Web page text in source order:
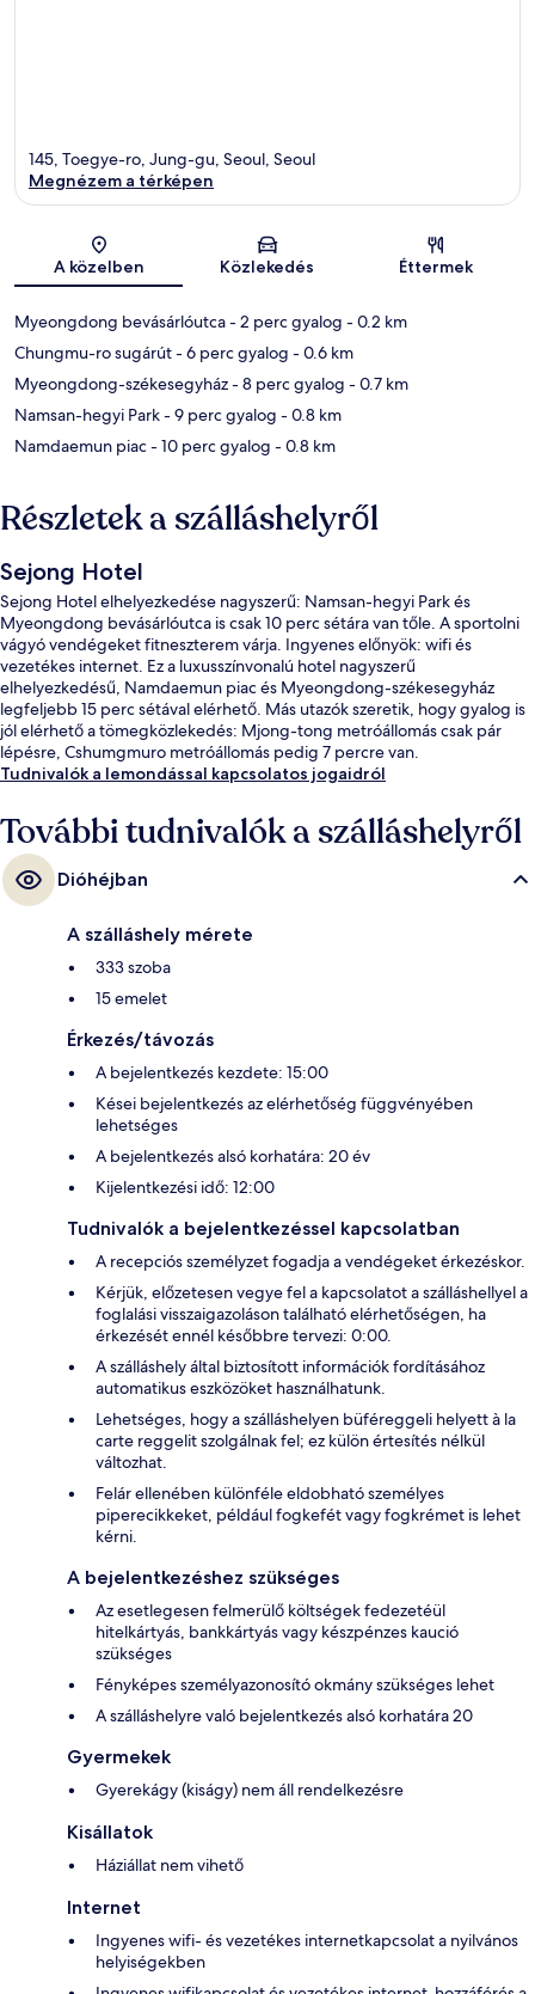
Térkép
145, Toegye-ro, Jung-gu, Seoul, Seoul
Megnézem a térképen
A közelben Közlekedés Éttermek
Myeongdong bevásárlóutca- 2 perc gyalog - 0.2 km
Chungmu-ro sugárút- 6 perc gyalog - 0.6 km
Myeongdong-székesegyház- 8 perc gyalog - 0.7 km
Namsan-hegyi Park- 9 perc gyalog - 0.8 km
Namdaemun piac- 10 perc gyalog - 0.8 km
Részletek a szálláshelyről
Sejong Hotel
Sejong Hotel elhelyezkedése nagyszerű: Namsan-hegyi Park és
Myeongdong bevásárlóutca is csak 10 perc sétára van tőle. A sportolni
vágyó vendégeket fitneszterem várja. Ingyenes előnyök: wifi és
vezetékes internet. Ez a luxusszínvonalú hotel nagyszerű
elhelyezkedésű, Namdaemun piac és Myeongdong-székesegyház
legfeljebb 15 perc sétával elérhető. Más utazók szeretik, hogy gyalog is
jól elérhető a tömegközlekedés: Mjong-tong metróállomás csak pár
lépésre, Cshumgmuro metróállomás pedig 7 percre van.
Tudnivalók a lemondással kapcsolatos jogaidról
További tudnivalók a szálláshelyről
Dióhéjban
A szálláshely mérete
333 szoba
15 emelet
Érkezés/távozás
A bejelentkezés kezdete: 15:00
Kései bejelentkezés az elérhetőség függvényében
lehetséges
A bejelentkezés alsó korhatára: 20 év
Kijelentkezési idő: 12:00
Tudnivalók a bejelentkezéssel kapcsolatban
A recepciós személyzet fogadja a vendégeket érkezéskor.
Kérjük, előzetesen vegye fel a kapcsolatot a szálláshellyel a
foglalási visszaigazoláson található elérhetőségen, ha
érkezését ennél későbbre tervezi: 0:00.
A szálláshely által biztosított információk fordításához
automatikus eszközöket használhatunk.
Lehetséges, hogy a szálláshelyen büféreggeli helyett à la
carte reggelit szolgálnak fel; ez külön értesítés nélkül
változhat.
Felár ellenében különféle eldobható személyes
piperecikkeket, például fogkefét vagy fogkrémet is lehet
kérni.
A bejelentkezéshez szükséges
Az esetlegesen felmerülő költségek fedezetéül
hitelkártyás, bankkártyás vagy készpénzes kaució
szükséges
Fényképes személyazonosító okmány szükséges lehet
A szálláshelyre való bejelentkezés alsó korhatára 20
Gyermekek
Gyerekágy (kiságy) nem áll rendelkezésre
Kisállatok
Háziállat nem vihető
Internet
Ingyenes wifi- és vezetékes internetkapcsolat a nyilvános
helyiségekben